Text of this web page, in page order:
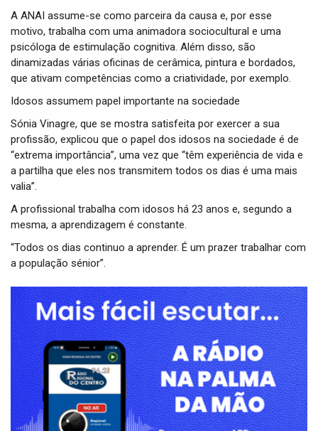
A ANAI assume-se como parceira da causa e, por esse
motivo, trabalha com uma animadora sociocultural e uma
psicóloga de estimulação cognitiva. Além disso, são
dinamizadas várias oficinas de cerâmica, pintura e bordados,
que ativam competências como a criatividade, por exemplo.
Idosos assumem papel importante na sociedade
Sónia Vinagre, que se mostra satisfeita por exercer a sua
profissão, explicou que o papel dos idosos na sociedade é de
“extrema importância”, uma vez que “têm experiência de vida e
a partilha que eles nos transmitem todos os dias é uma mais
valia”.
A profissional trabalha com idosos há 23 anos e, segundo a
mesma, a aprendizagem é constante.
“Todos os dias continuo a aprender. É um prazer trabalhar com
a população sénior”.